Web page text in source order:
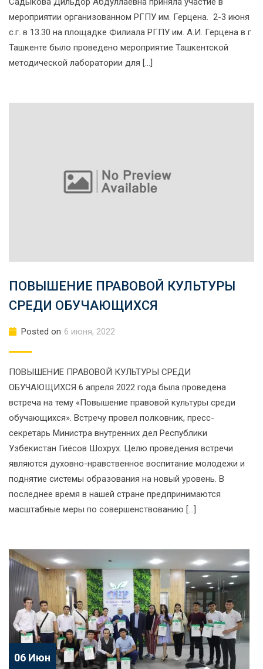
мероприятии организованном РГПУ им. Герцена. 2-3 июня
с.г. в 13.30 на площадке Филиала РГПУ им. А.И. Герцена в г.
Ташкенте было проведено мероприятие Ташкентской
методической лаборатории для […]
ПОВЫШЕНИЕ ПРАВОВОЙ КУЛЬТУРЫ
СРЕДИ ОБУЧАЮЩИХСЯ
Posted on 6 июня, 2022
ПОВЫШЕНИЕ ПРАВОВОЙ КУЛЬТУРЫ СРЕДИ
ОБУЧАЮЩИХСЯ 6 апреля 2022 года была проведена
встреча на тему «Повышение правовой культуры среди
обучающихся». Встречу провел полковник, пресс-
секретарь Министра внутренних дел Республики
Узбекистан Гиёсов Шохрух. Целю проведения встречи
являются духовно-нравственное воспитание молодежи и
поднятие системы образования на новый уровень. В
последнее время в нашей стране предпринимаются
масштабные меры по совершенствованию […]
06 Июн